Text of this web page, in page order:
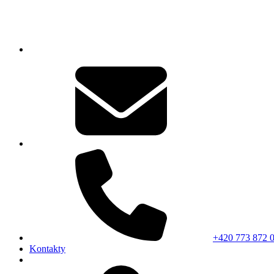
+420 773 872
Kontakty